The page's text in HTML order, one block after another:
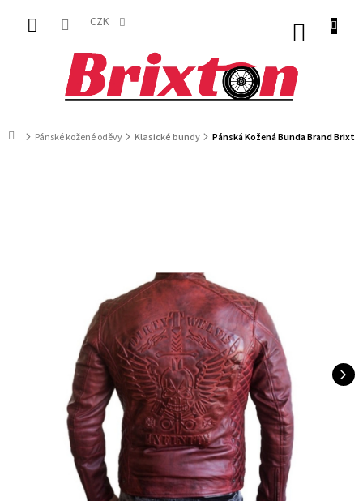
obsah
CZK
DomůPánské kožené oděvy Klasické bundy Pánská Kožená Bunda Brand